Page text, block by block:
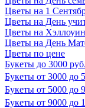
Цветы на 1
Цветы на День
Цветы на Хэллоуин
Цветы на День
Цветы по цене
Букеты до 3000
Букеты от 3000 до
Букеты от 5000 до
Букеты от 9000 до